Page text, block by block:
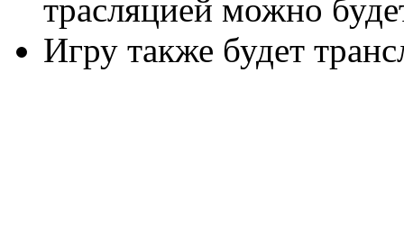
трасляцией можно
Игру также будет